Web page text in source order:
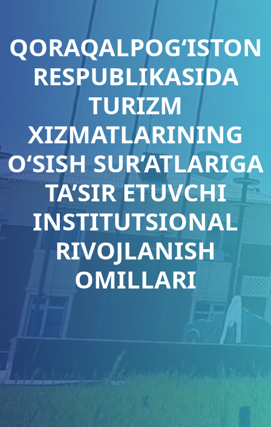
QORAQALPOG‘ISTON
RESPUBLIKASIDA
TURIZM
XIZMATLARINING
O‘SISH SUR’ATLARIGA
TA’SIR ETUVCHI
INSTITUTSIONAL
RIVOJLANISH
OMILLARI